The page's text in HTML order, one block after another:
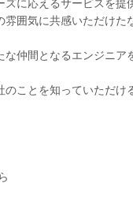
に応えるサービスを提
囲気に共感いただけた
仲間となるエンジニア
ことを知っていただけ